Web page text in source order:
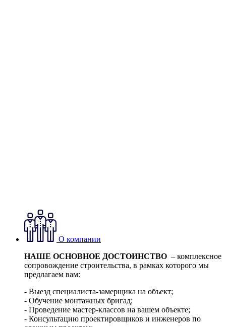
О компании
НАШЕ ОСНОВНОЕ ДОСТОИНСТВО – комплексное
сопровождение строительства, в рамках которого мы
предлагаем вам:
- Выезд специалиста-замерщика на объект;
- Обучение монтажных бригад;
- Проведение мастер-классов на вашем объекте;
- Консультацию проектировщиков и инженеров по